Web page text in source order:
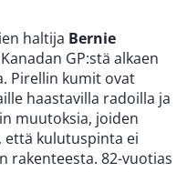
haltija Bernie
GP:stä alkaen
Pirellin kumit ovat
haastavilla radoilla ja
muutoksia, joiden
että kulutuspinta ei
rakenteesta. 82-vuotias